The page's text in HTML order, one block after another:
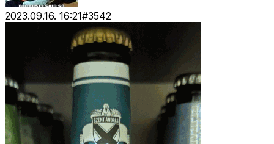
2023.09.16. 16:21#3542